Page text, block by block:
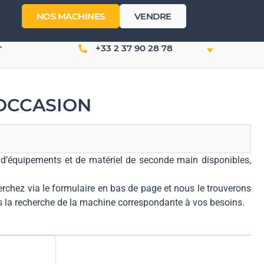
NOS MACHINES VENDRE
+33 2 37 90 28 78
et de matériel de seconde main disponibles,
via le formulaire en bas de page et nous le trouverons
recherche de la machine correspondante à vos besoins.